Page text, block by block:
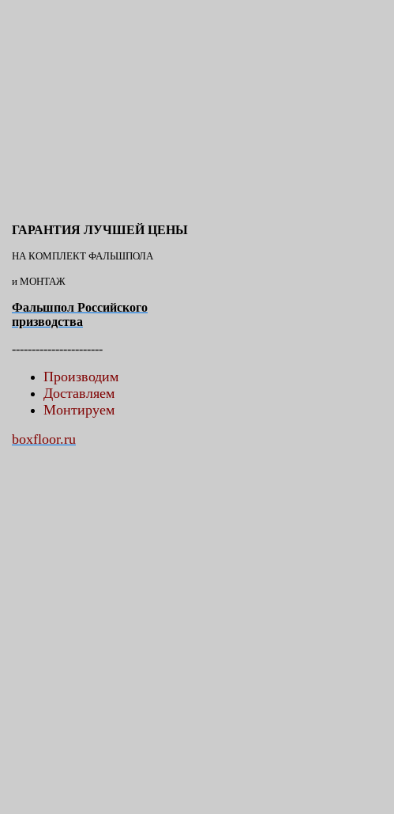
ГАРАНТИЯ ЛУЧШЕЙ ЦЕНЫ
НА КОМПЛЕКТ ФАЛЬШПОЛА
и МОНТАЖ
Фальшпол Российского
призводства
-----------------------
Производим
Доставляем
Монтируем
boxfloor.ru